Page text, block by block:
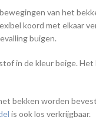
van het
koord met elkaar
buigen.
in de kleur beige.
bekken worden
is ook los verkrijgbaar.